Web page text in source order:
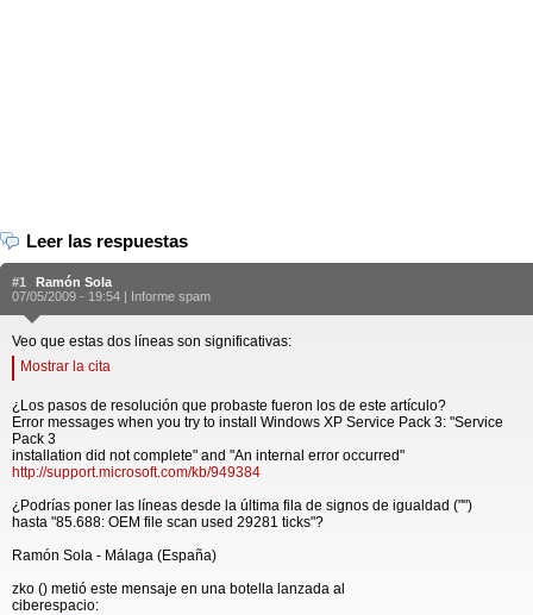
Leer las respuestas
#1
Ramón Sola
07/05/2009 - 19:54 | Informe spam
Veo que estas dos líneas son significativas:
Mostrar la cita
¿Los pasos de resolución que probaste fueron los de este artículo?
Error messages when you try to install Windows XP Service Pack 3: "Service
Pack 3
installation did not complete" and "An internal error occurred"
http://support.microsoft.com/kb/949384
¿Podrías poner las líneas desde la última fila de signos de igualdad ("")
hasta "85.688: OEM file scan used 29281 ticks"?
Ramón Sola - Málaga (España)
zko () metió este mensaje en una botella lanzada al
ciberespacio: